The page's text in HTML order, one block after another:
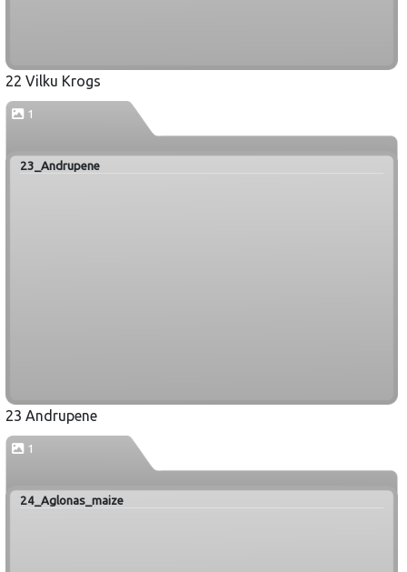
22 Vilku Krogs
1
23_Andrupene
23 Andrupene
1
24_Aglonas_maize